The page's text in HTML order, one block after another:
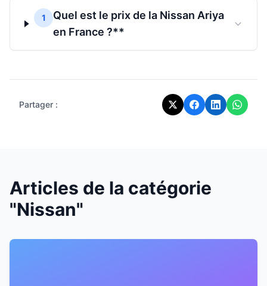
1
Quel est le prix de la Nissan Ariya
en France ?**
Partager :
Articles de la catégorie
"Nissan"